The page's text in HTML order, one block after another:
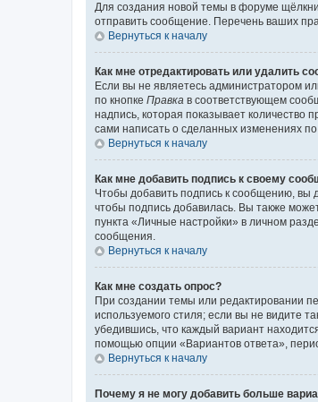
Для создания новой темы в форуме
отправить сообщение. Перечень ваших
Вернуться к началу
Как мне отредактировать или удалить
Если вы не являетесь администратором
по кнопке Правка в соответствующем
надпись, которая показывает количество
сами написать о сделанных изменениях
Вернуться к началу
Как мне добавить подпись к своему
Чтобы добавить подпись к сообщению, вы
чтобы подпись добавилась. Вы также
пункта «Личные настройки» в личном
сообщения.
Вернуться к началу
Как мне создать опрос?
При создании темы или редактировании
используемого стиля; если вы не видите
убедившись, что каждый вариант
помощью опции «Вариантов ответа»,
Вернуться к началу
Почему я не могу добавить больше